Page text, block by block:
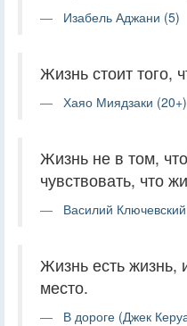
Изабель Аджани (5)
Жизнь стоит того,
Хаяо Миядзаки (20+)
Жизнь не в том,
чувствовать, что
Василий
Жизнь есть жизнь,
место.
В дороге (Джек